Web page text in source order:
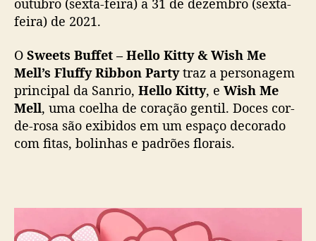
o
m
t
e
m
a
outubro (sexta-feira) a 31 de dezembro (sexta-
feira) de 2021.
O Sweets Buffet – Hello Kitty & Wish Me
Mell’s Fluffy Ribbon Partytraz a personagem
principal da Sanrio, Hello Kitty, e Wish Me
Mell, uma coelha de coração gentil. Doces cor-
de-rosa são exibidos em um espaço decorado
com fitas, bolinhas e padrões florais.